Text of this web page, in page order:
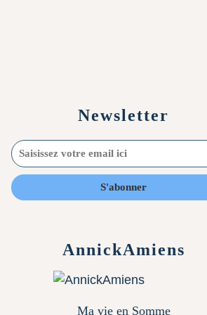
Newsletter
AnnickAmiens
Ma vie en Somme